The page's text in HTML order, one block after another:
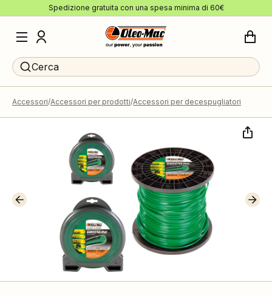
Spedizione gratuita con una spesa minima di 60€
Cerca
Accessori Accessori per prodotti Accessori per decespugliatori